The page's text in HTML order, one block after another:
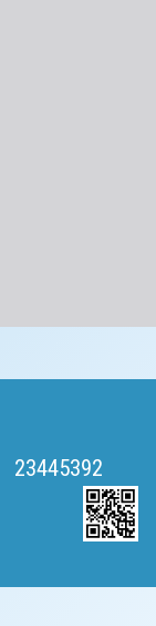
23445392